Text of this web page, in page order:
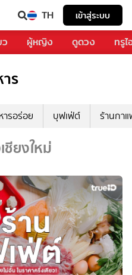
TH เข้าสู่ระบบ
ผู้หญิง ดูดวง ทรู
ร
ารอร่อย บุฟเฟ่ต์ ร้านกา
ชียงใหม่